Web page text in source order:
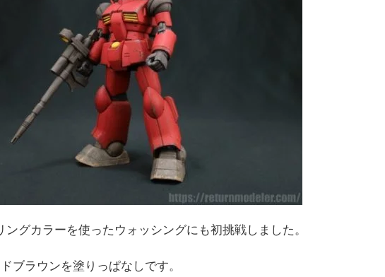
ングカラーを使ったウォッシングにも初挑戦しました。
ブラウンを塗りっぱなしです。